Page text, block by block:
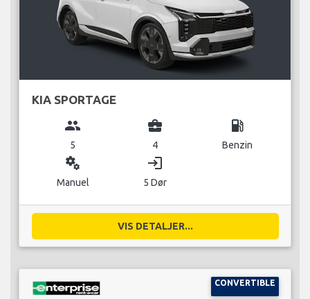
KIA SPORTAGE
group
5
business_center
4
local_gas_station
Benzin
miscellaneous_services
Manuel
login
5 Dør
VIS DETALJER...
CONVERTIBLE